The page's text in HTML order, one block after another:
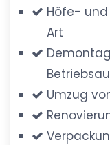
Höfe-
Art
Umzug